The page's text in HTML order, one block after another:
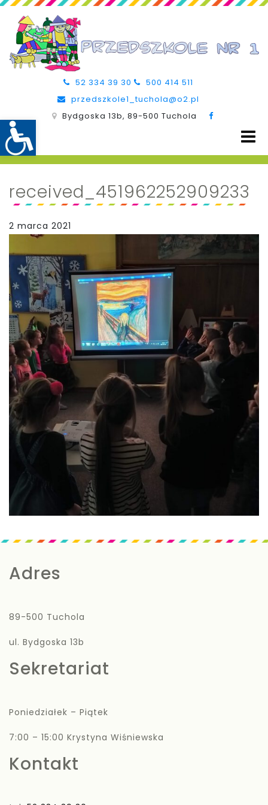
52 334 39 30
500 414 511
przedszkole1_tuchola@o2.pl
Bydgoska 13b, 89-500 Tuchola
received_451962252909233
2 marca 2021
Adres
89-500 Tuchola
ul. Bydgoska 13b
Sekretariat
Poniedziałek – Piątek
7:00 – 15:00 Krystyna Wiśniewska
Kontakt